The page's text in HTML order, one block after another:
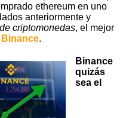
ethereum en uno
anteriormente y
criptomonedas, el mejor
Binance.
Binance
quizás
sea el